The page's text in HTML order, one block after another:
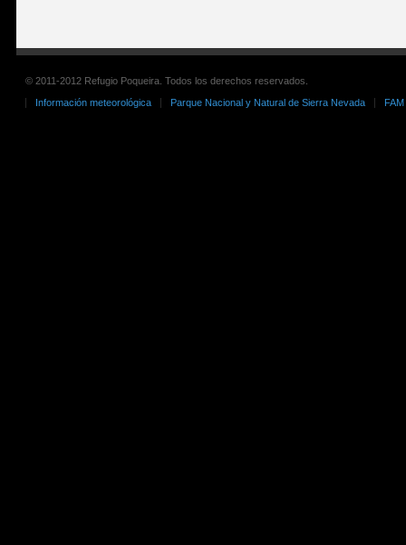
© 2011-2012 Refugio Poqueira. Todos los derechos reservados.
Información meteorológica
Parque Nacional y Natural de Sierra Nevada FAM